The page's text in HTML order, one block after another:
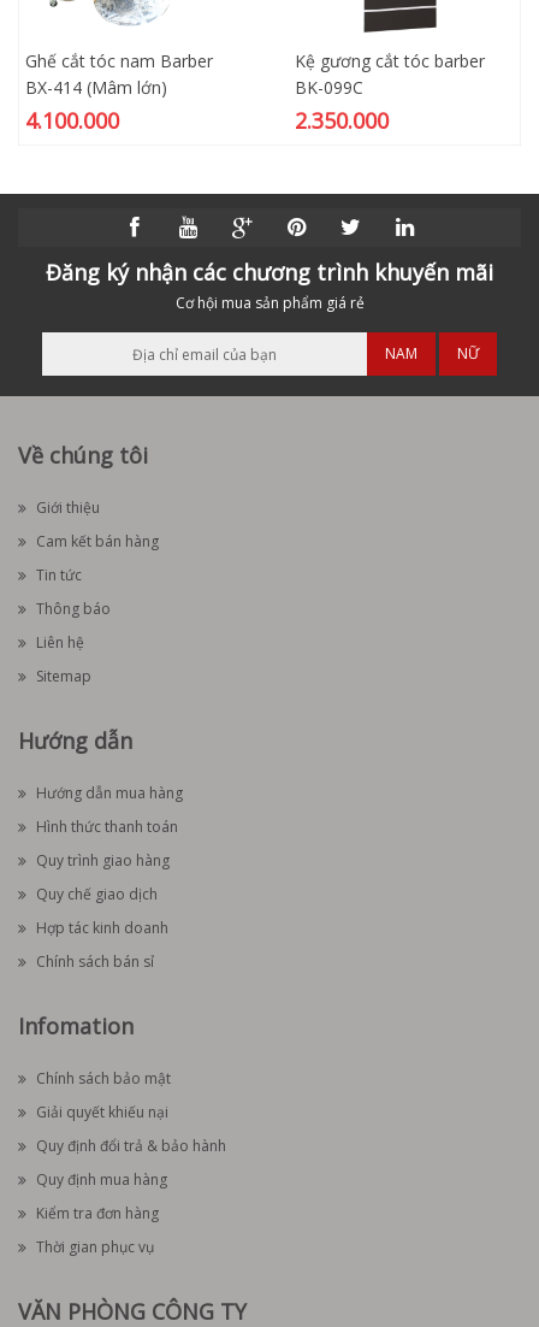
Ghế cắt tóc nam Barber
BX-414 (Mâm lớn)
4.100.000
Kệ gương cắt tóc barber
BK-099C
2.350.000
Đăng ký nhận các chương trình khuyến mãi
Cơ hội mua sản phẩm giá rẻ
NAM NỮ
Về chúng tôi
Giới thiệu
Cam kết bán hàng
Tin tức
Thông báo
Liên hệ
Sitemap
Hướng dẫn
Hướng dẫn mua hàng
Hình thức thanh toán
Quy trình giao hàng
Quy chế giao dịch
Hợp tác kinh doanh
Chính sách bán sỉ
Infomation
Chính sách bảo mật
Giải quyết khiếu nại
Quy định đổi trả & bảo hành
Quy định mua hàng
Kiểm tra đơn hàng
Thời gian phục vụ
VĂN PHÒNG CÔNG TY